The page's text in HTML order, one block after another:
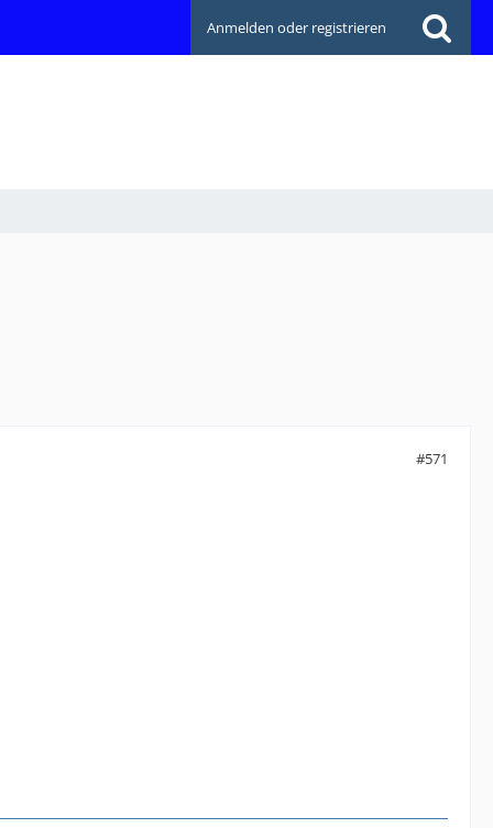
Anmelden oder registrieren
#571